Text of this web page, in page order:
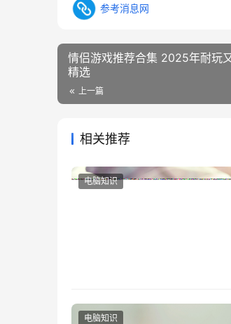
参考消息网
情侣游戏推荐合集 2025年耐玩
精选
上一篇
相关推荐
电脑知识
电脑知识